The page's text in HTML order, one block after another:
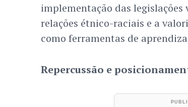
implementação das legislações
relações étnico-raciais e a
como ferramentas de
Repercussão e